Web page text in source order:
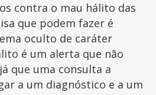
contra o mau hálito das
que podem fazer é
oculto de caráter
é um alerta que não
que uma consulta a
a um diagnóstico e a um